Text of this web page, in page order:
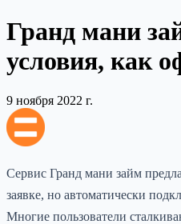
Гранд мани
условия, как
9 ноября 2022 г.
Сервис Гранд мани займ
заявке, но автоматически
Многие пользователи